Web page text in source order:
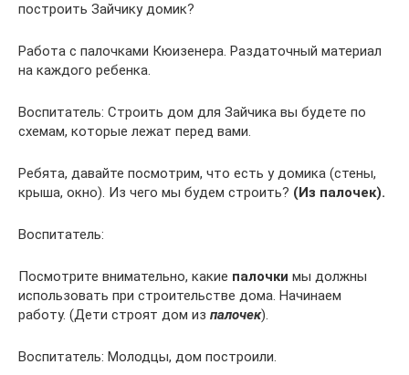
построить Зайчику домик?
Работа с палочками Кюизенера. Раздаточный материал
на каждого ребенка.
Воспитатель: Строить дом для Зайчика вы будете по
схемам, которые лежат перед вами.
Ребята, давайте посмотрим, что есть у домика (стены,
крыша, окно). Из чего мы будем строить? (Из палочек).
Воспитатель:
Посмотрите внимательно, какие палочки мы должны
использовать при строительстве дома. Начинаем
работу. (Дети строят дом из палочек).
Воспитатель: Молодцы, дом построили.